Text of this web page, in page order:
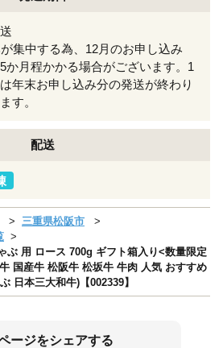
集中する為、12月のお申し込み
か月程かかる場合がございます。1
年末お申し込み分の発送が終わり
す。
配送
三重県松阪市
ぶ 用 ロース 700g ギフト箱入り<数量限定
国産牛 松阪牛 松坂牛 牛肉 人気 おすすめ
日本三大和牛)【002339】
ージをシェアする